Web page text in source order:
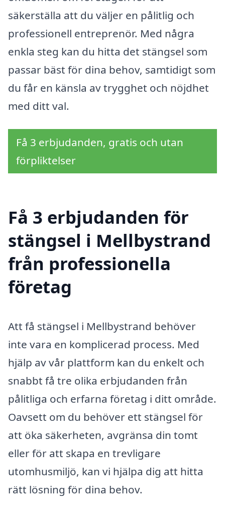
säkerställa att du väljer en pålitlig och
professionell entreprenör. Med några
enkla steg kan du hitta det stängsel som
passar bäst för dina behov, samtidigt som
du får en känsla av trygghet och nöjdhet
med ditt val.
Få 3 erbjudanden, gratis och utan
förpliktelser
Få 3 erbjudanden för
stängsel i Mellbystrand
från professionella
företag
Att få stängsel i Mellbystrand behöver
inte vara en komplicerad process. Med
hjälp av vår plattform kan du enkelt och
snabbt få tre olika erbjudanden från
pålitliga och erfarna företag i ditt område.
Oavsett om du behöver ett stängsel för
att öka säkerheten, avgränsa din tomt
eller för att skapa en trevligare
utomhusmiljö, kan vi hjälpa dig att hitta
rätt lösning för dina behov.